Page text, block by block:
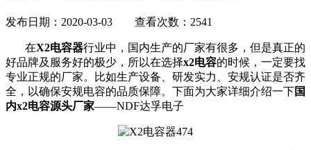
发布日期：2020-03-03 查看次数：2541
在X2电容器行业中，国内生产的厂家有很多，但是真正的
好品牌及服务好的极少，所以在选择x2电容的时候，一定要找
专业正规的厂家。比如生产设备、研发实力、安规认证是否齐
全，以确保安规电容的品质保障。下面为大家详细介绍一下国
内x2电容源头厂家——NDF达孚电子